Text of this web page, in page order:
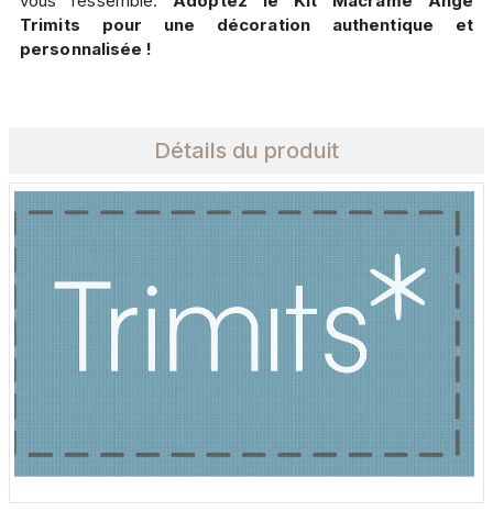
Trimits pour une décoration authentique et
personnalisée !
Détails du produit